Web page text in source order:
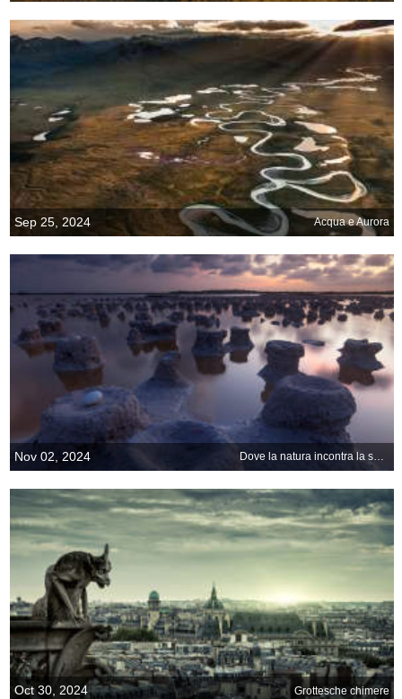
Sep 25, 2024 Acqua e Aurora
Nov 02, 2024 Dove la natura incontra la sostenibilità
Oct 30, 2024 Grottesche chimere